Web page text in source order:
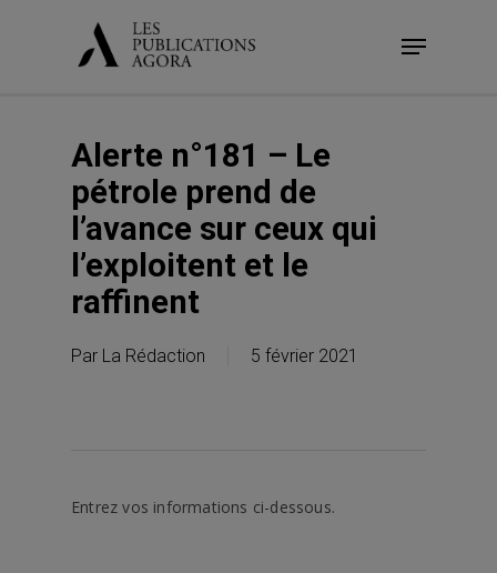
Menu
Alerte n°181 – Le
pétrole prend de
l’avance sur ceux qui
l’exploitent et le
raffinent
Par La Rédaction 5 février 2021
Entrez vos informations ci-dessous.